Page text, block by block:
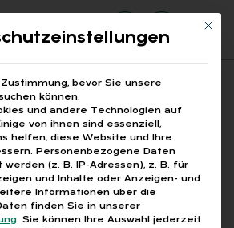
Suchen
AUS
Mit
bevor Sie unsere
können.
und andere Technologien auf
von ihnen sind essenziell,
helfen, diese Website und Ihre
Personenbezogene Daten
(z. B. IP-Adressen), z. B. für
und Inhalte oder Anzeigen- und
Informationen über die
finden Sie in unserer
. Sie können Ihre Auswahl jederzeit